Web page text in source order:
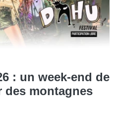
: un week-end de
montagnes